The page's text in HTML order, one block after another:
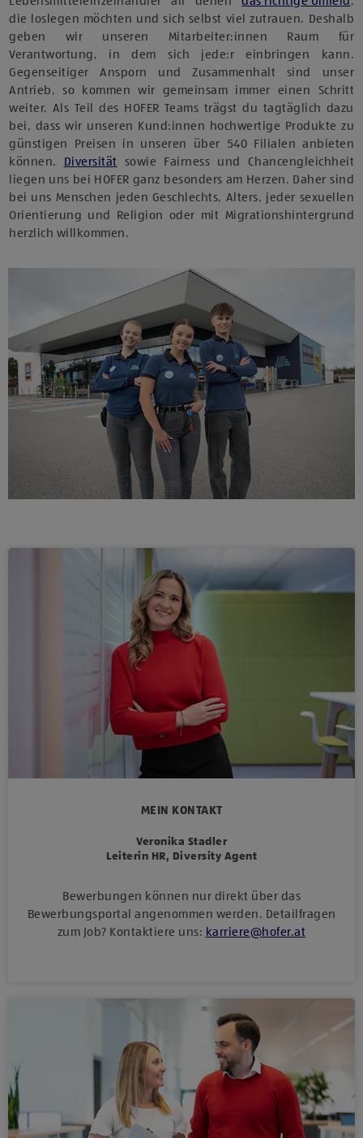
die loslegen möchten und sich selbst viel zutrauen. Deshalb
geben wir unseren Mitarbeiter:innen Raum für
Verantwortung, in dem sich jede:r einbringen kann.
Gegenseitiger Ansporn und Zusammenhalt sind unser
Antrieb, so kommen wir gemeinsam immer einen Schritt
weiter. Als Teil des HOFER Teams trägst du tagtäglich dazu
bei, dass wir unseren Kund:innen hochwertige Produkte zu
günstigen Preisen in unseren über 540 Filialen anbieten
können. Diversität sowie Fairness und Chancengleichheit
liegen uns bei HOFER ganz besonders am Herzen. Daher sind
bei uns Menschen jeden Geschlechts, Alters, jeder sexuellen
Orientierung und Religion oder mit Migrationshintergrund
herzlich willkommen.
MEIN KONTAKT
Veronika Stadler
Leiterin HR, Diversity Agent
Bewerbungen können nur direkt über das
Bewerbungsportal angenommen werden. Detailfragen
zum Job? Kontaktiere uns: karriere@hofer.at